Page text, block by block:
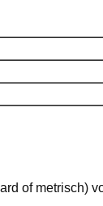
of metrisch)